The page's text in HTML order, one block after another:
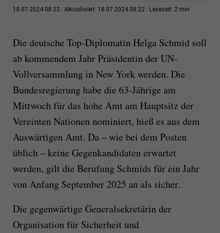
18.07.2024 08:22 Aktualisiert: 18.07.2024 08:22 Lesezeit: 2 min
Die deutsche Top-Diplomatin Helga Schmid soll
ab kommendem Jahr Präsidentin der UN-
Vollversammlung in New York werden. Die
Bundesregierung habe die 63-Jährige am
Mittwoch für das hohe Amt am Hauptsitz der
Vereinten Nationen nominiert, hieß es aus dem
Auswärtigen Amt. Da – wie bei dem Posten
üblich – keine Gegenkandidaten erwartet
werden, gilt die Berufung Schmids für ein Jahr
von Anfang September 2025 an als sicher.
Die gegenwärtige Generalsekretärin der
Organisation für Sicherheit und